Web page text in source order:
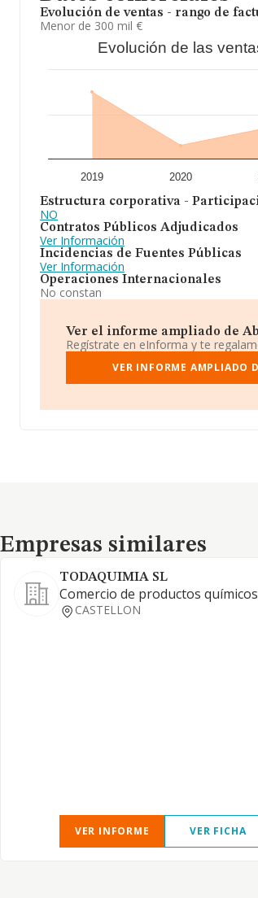
Evolución de ventas - rango de
Menor de 300 mil €
Evolución de las
2019 2020
Estructura corporativa -
NO
Contratos Públicos Adjudicados
Ver Información
Incidencias de Fuentes Públicas
Ver Información
Operaciones Internacionales
No constan
Ver el informe ampliado de
Regístrate en eInforma y te
VER INFORME AMPLIADO
Empresas similares
Empresas similares
TODAQUIMIA SL
Comercio de productos químicos
CASTELLON
VER INFORME VER FICHA